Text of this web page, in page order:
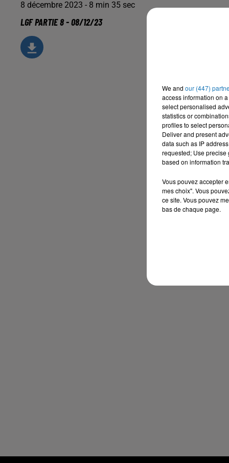
8 décembre 2023 - 8 min 35 sec
LGF PARTIE 8 - 08/12/23
We and our (447)
access information on
select personalised
statistics or
profiles to select
Deliver and present
data such as IP
requested; Use precise
based on information
Vous pouvez accepter
mes choix". Vous
ce site. Vous pouvez
bas de chaque page.